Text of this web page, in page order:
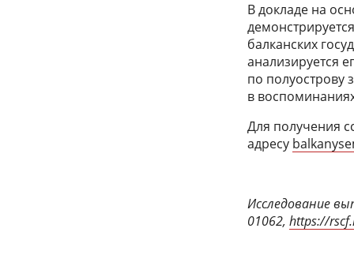
В докладе на
балканских
анализируется
по полуострову
в
Для получения
адресу
Исследование
01062,https://